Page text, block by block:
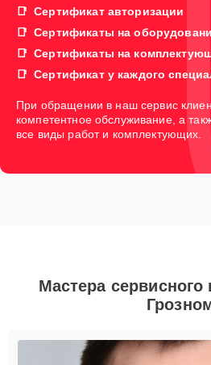
Сертификат авторизации
Сертификаты на
Сертификаты на
Сертификат у каждого
При обращении в наш сервис
компетентное обслуживание, а
все виды работ и комплектующих.
Мастера сервисного